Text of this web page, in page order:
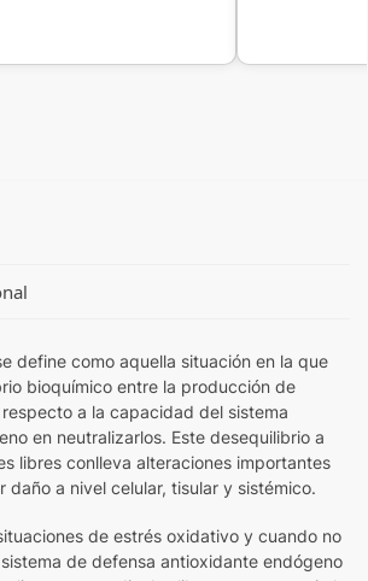
define como aquella situación en la que
bioquímico entre la producción de
a la capacidad del sistema
en neutralizarlos. Este desequilibrio a
libres conlleva alteraciones importantes
daño a nivel celular, tisular y sistémico.
de estrés oxidativo y cuando no
de defensa antioxidante endógeno